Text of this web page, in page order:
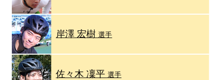
岸澤 宏樹選手
佐々木 凜平選手